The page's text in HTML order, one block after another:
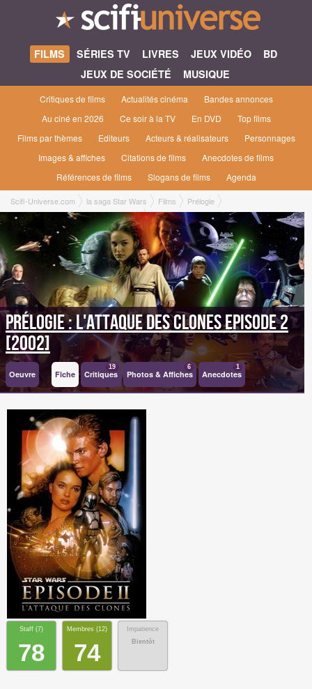
FILMS SÉRIES TV LIVRES JEUX VIDÉO
BD
JEUX DE SOCIÉTÉ
MUSIQUE
Critiques de films Actualités cinéma
Bandes annonces
Au ciné en 2026
Ce soir à la TV En DVD
Top films
Films par thèmes
Editeurs Acteurs & réalisateurs
Personnages
Images & affiches
Citations de films
Anecdotes de films
Références de films
Slogans de films Agenda
Scifi-Universe.com la saga Star Wars Films
Prélogie
L'Attaque des Clones Episode 2 [2002]
Prélogie : L'Attaque des Clones Episode 2
[2002]
Oeuvre Fiche Critiques
19
Photos & Affiches
6
Anecdotes
1
Staff (7)
78
Membres (12)
74
Impatience
Bientôt